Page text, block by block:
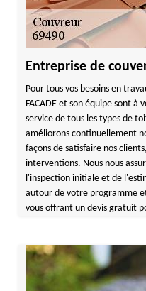
Entreprise de
Pour tous vos besoins en
FACADE et son équipe sont
service de tous les types de
améliorons continuellement
façons de satisfaire nos
interventions. Nous nous
l'inspection initiale et de
autour de votre programme
vous offrant un devis gratuit